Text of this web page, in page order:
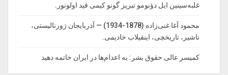
غلبه‌سینین ایل دؤنومو تبریز گونو کیمی قید اولونور.
محمود آغا غنی‌زاده (1878-1934) — آذربایجان ژورنالیستی،
ناشیر، تاریخچی، اینقیلاب خادیمی.
کمیسر عالی حقوق بشر: به اعدام‌ها در ایران خاتمه دهید